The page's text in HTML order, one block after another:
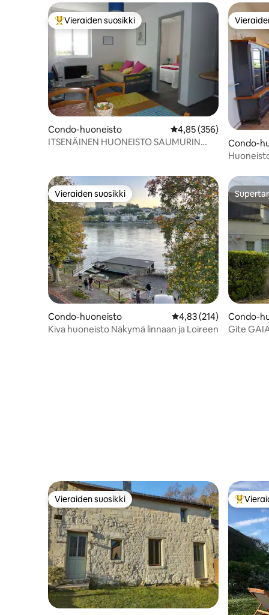
Vieraiden suosikkien parhaimmistoa
Vieraiden suosikki
Condo-huoneisto Keskimääräinen arvio
4,85 (356)
ITSENÄINEN HUONEISTO SAUMURIN
Condo-
Vieraiden suosikki
Vieraiden suosikki
Condo-huoneisto Keskimääräinen arvio
4,83 (214)
Kiva huoneisto Näkymä linnaan ja Loireen
Condo-
Gite
Vieraiden suosikki
Vieraiden suosikki